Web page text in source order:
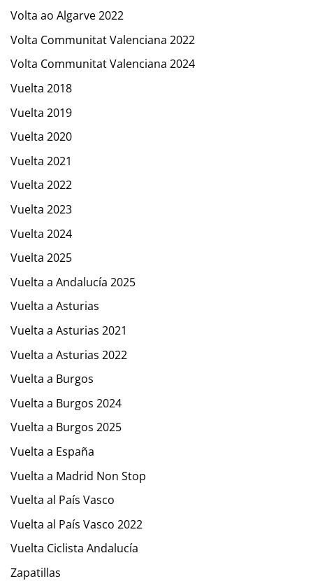
Volta ao Algarve 2022
Volta Communitat Valenciana 2022
Volta Communitat Valenciana 2024
Vuelta 2018
Vuelta 2019
Vuelta 2020
Vuelta 2021
Vuelta 2022
Vuelta 2023
Vuelta 2024
Vuelta 2025
Vuelta a Andalucía 2025
Vuelta a Asturias
Vuelta a Asturias 2021
Vuelta a Asturias 2022
Vuelta a Burgos
Vuelta a Burgos 2024
Vuelta a Burgos 2025
Vuelta a España
Vuelta a Madrid Non Stop
Vuelta al País Vasco
Vuelta al País Vasco 2022
Vuelta Ciclista Andalucía
Zapatillas